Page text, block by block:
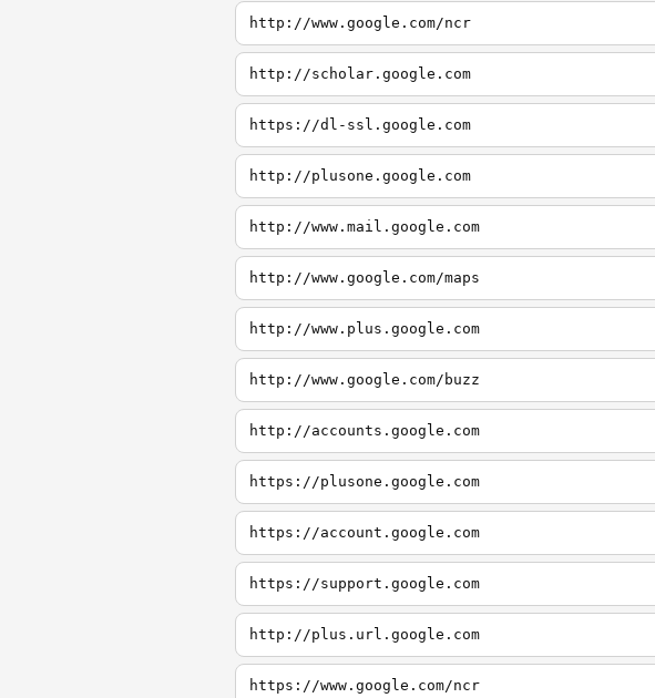
http://www.google.com/ncr
http://scholar.google.com
https://dl-ssl.google.com
http://plusone.google.com
http://www.mail.google.com
http://www.google.com/maps
http://www.plus.google.com
http://www.google.com/buzz
http://accounts.google.com
https://plusone.google.com
https://account.google.com
https://support.google.com
http://plus.url.google.com
https://www.google.com/ncr